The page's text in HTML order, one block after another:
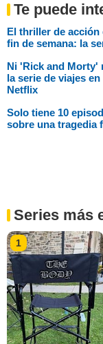
Te puede
El thriller de acción
fin de semana: la
Ni 'Rick and Morty'
la serie de viajes
Netflix
Solo tiene 10
sobre una tragedia
Series más
1